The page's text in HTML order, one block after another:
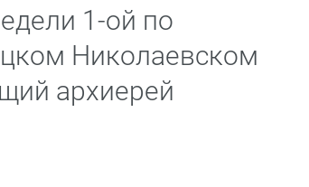
1-ой по
Николаевском
архиерей